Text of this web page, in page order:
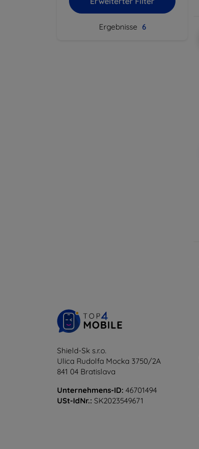
Ergebnisse 6
Shield-Sk s.r.o.
Ulica Rudolfa Mocka 3750/2A
841 04 Bratislava
Unternehmens-ID: 46701494
USt-IdNr.: SK2023549671